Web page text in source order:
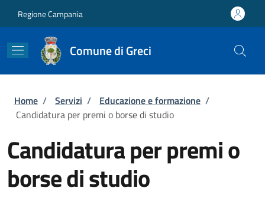
Regione Campania
Comune di Greci
Briciole di pane
Home / Servizi / Educazione e formazione /
Candidatura per premi o borse di studio
Candidatura per premi o
borse di studio